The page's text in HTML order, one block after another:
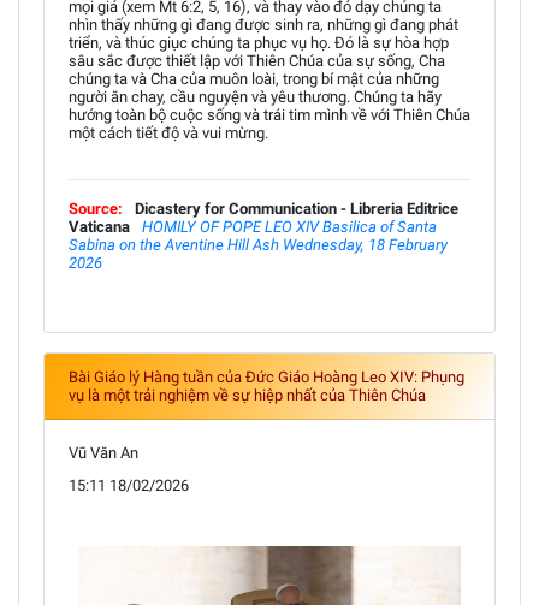
mọi giá (xem Mt 6:2, 5, 16), và thay vào đó dạy chúng ta
nhìn thấy những gì đang được sinh ra, những gì đang phát
triển, và thúc giục chúng ta phục vụ họ. Đó là sự hòa hợp
sâu sắc được thiết lập với Thiên Chúa của sự sống, Cha
chúng ta và Cha của muôn loài, trong bí mật của những
người ăn chay, cầu nguyện và yêu thương. Chúng ta hãy
hướng toàn bộ cuộc sống và trái tim mình về với Thiên Chúa
một cách tiết độ và vui mừng.
Source:
Dicastery for Communication - Libreria Editrice
Vaticana
HOMILY OF POPE LEO XIV Basilica of Santa
Sabina on the Aventine Hill Ash Wednesday, 18 February
2026
Bài Giáo lý Hàng tuần của Đức Giáo Hoàng Leo XIV: Phụng
vụ là một trải nghiệm về sự hiệp nhất của Thiên Chúa
Vũ Văn An
15:11 18/02/2026